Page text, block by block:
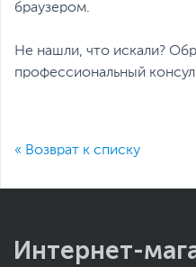
браузером.
Не нашли, что искали?
профессиональный
« Возврат к списку
Интернет-